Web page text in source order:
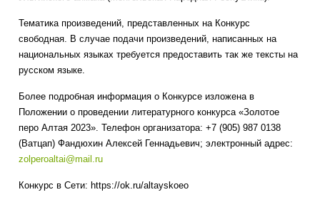
Тематика произведений, представленных на Конкурс
свободная. В случае подачи произведений, написанных на
национальных языках требуется предоставить так же тексты на
русском языке.
Более подробная информация о Конкурсе изложена в
Положении о проведении литературного конкурса «Золотое
перо Алтая 2023». Телефон организатора: +7 (905) 987 0138
(Ватцап) Фандюхин Алексей Геннадьевич; электронный адрес:
zolperoaltai@mail.ru
Конкурс в Сети: https://ok.ru/altayskoeo